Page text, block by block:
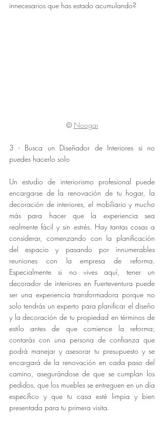
innecesarios que has estado acumulando?
© Noogar
3 - Busca un Diseñador de Interiores si no
puedes hacerlo solo
Un estudio de interiorismo profesional puede
encargarse de la renovación de tu hogar, la
decoración de interiores, el mobiliario y mucho
más para hacer que la experiencia sea
realmente fácil y sin estrés. Hay tantas cosas a
considerar, comenzando con la planificación
del espacio y pasando por innumerables
reuniones con la empresa de reforma.
Especialmente si no vives aquí, tener un
decorador de interiores en Fuerteventura puede
ser una experiencia transformadora porque no
solo tendrás un experto para planificar el diseño
y la decoración de tu propiedad en términos de
estilo antes de que comience la reforma;
contarás con una persona de confianza que
podrá manejar y asesorar tu presupuesto y se
encargará de la renovación en cada paso del
camino, asegurándose de que se cumplan los
pedidos, que los muebles se entreguen en un día
específico y que tu casa esté limpia y bien
presentada para tu primera visita.